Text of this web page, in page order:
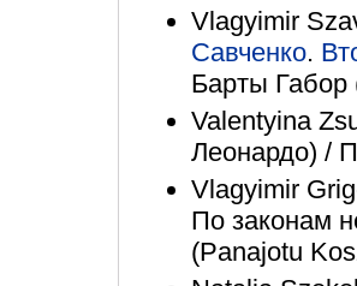
Vlagyimir
Савченко.
Барты Габор
Valentyina
Леонардо) /
Vlagyimir
По законам
(Panajotu